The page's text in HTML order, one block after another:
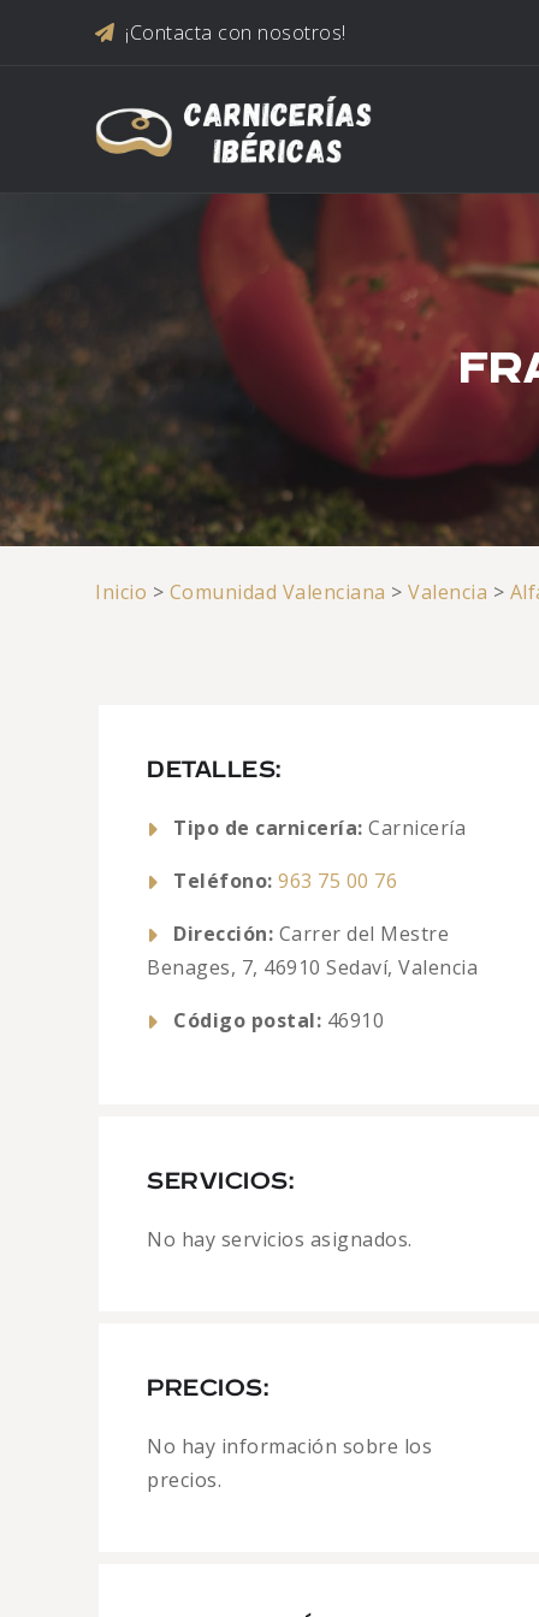
¡Contacta con nosotros!
Inicio > Comunidad Valenciana >Valencia >
DETALLES:
Tipo de carnicería: Carnicería
Teléfono: 963 75 00 76
Dirección: Carrer del Mestre
Benages, 7, 46910 Sedaví, Valencia
Código postal: 46910
SERVICIOS:
No hay servicios asignados.
PRECIOS:
No hay información sobre los
precios.